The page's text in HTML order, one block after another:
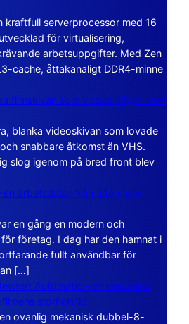
kraftfull serverprocessor med 16
för virtualisering,
arbetsuppgifter. Med Zen
cache, åttakanaligt DDR4-minne
filmskivan som visade vägen mot
blanka videoskivan som lovade
snabbare åtkomst än VHS.
slog igenom på bred front blev
en arbetsdator från tiden före
en gång en modern och
företag. I dag har den hamnat i
fullt användbar för
[…]
Automatic – en mekanisk
storhetstid
ovanlig mekanisk dubbel-8-